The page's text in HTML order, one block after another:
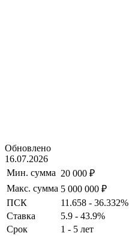
Обновлено
16.07.2026
Мин. сумма 20 000 ₽
Макс. сумма 5 000 000 ₽
ПСК
11.658 - 36.332%
Ставка
5.9 - 43.9%
Срок
1 - 5 лет